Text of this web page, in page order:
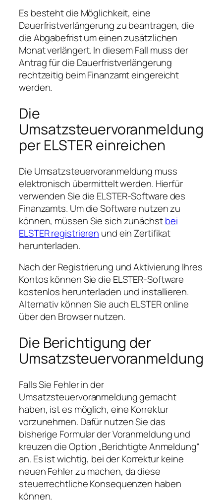
Es besteht die Möglichkeit, eine
Dauerfristverlängerung zu beantragen, die
die Abgabefrist um einen zusätzlichen
Monat verlängert. In diesem Fall muss der
Antrag für die Dauerfristverlängerung
rechtzeitig beim Finanzamt eingereicht
werden.
Die
Umsatzsteuervoranmeldung
per ELSTER einreichen
Die Umsatzsteuervoranmeldung muss
elektronisch übermittelt werden. Hierfür
verwenden Sie die ELSTER-Software des
Finanzamts. Um die Software nutzen zu
können, müssen Sie sich zunächstbei
ELSTER registrieren und ein Zertifikat
herunterladen.
Nach der Registrierung und Aktivierung Ihres
Kontos können Sie die ELSTER-Software
kostenlos herunterladen und installieren.
Alternativ können Sie auch ELSTER online
über den Browser nutzen.
Die Berichtigung der
Umsatzsteuervoranmeldung
Falls Sie Fehler in der
Umsatzsteuervoranmeldung gemacht
haben, ist es möglich, eine Korrektur
vorzunehmen. Dafür nutzen Sie das
bisherige Formular der Voranmeldung und
kreuzen die Option „Berichtigte Anmeldung“
an. Es ist wichtig, bei der Korrektur keine
neuen Fehler zu machen, da diese
steuerrechtliche Konsequenzen haben
können.